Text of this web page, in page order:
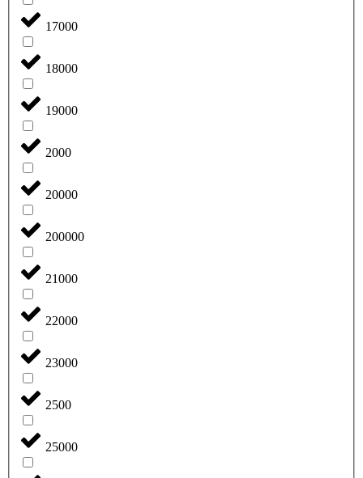
17000
18000
19000
2000
20000
200000
21000
22000
23000
2500
25000